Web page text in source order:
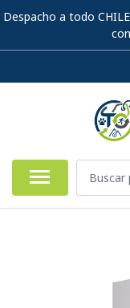
Despacho a todo